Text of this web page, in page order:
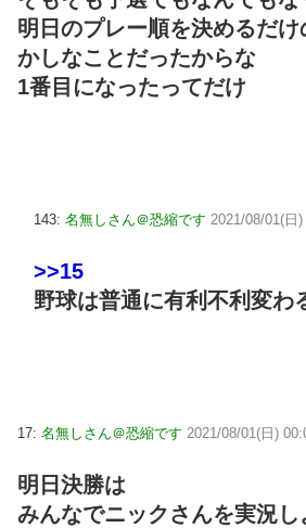
明日のプレー順を決めるだ
かしなことだったからな
1番目になったってだけ
143: 名無しさん＠恐縮です 2021/08/01(日
>>15
野球は普通に有利不利変わ
17: 名無しさん＠恐縮です 2021/08/01(日)
明日決勝は
みんなでニックさんを実況